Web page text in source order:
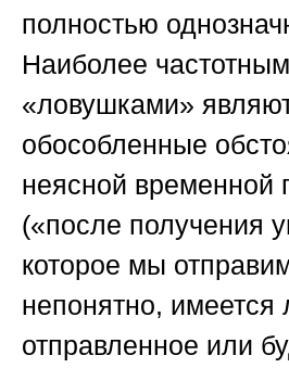
полностью
Наиболее
«ловушками»
обособленные
неясной временной
(«после получения
которое мы
непонятно, имеется
отправленное или